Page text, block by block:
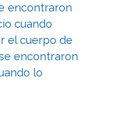
encontraron
cuando
el cuerpo de
encontraron
lo